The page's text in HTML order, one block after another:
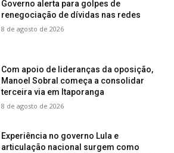
Governo alerta para golpes de
renegociação de dívidas nas redes
8 de agosto de 2026
Com apoio de lideranças da oposição,
Manoel Sobral começa a consolidar
terceira via em Itaporanga
8 de agosto de 2026
Experiência no governo Lula e
articulação nacional surgem como